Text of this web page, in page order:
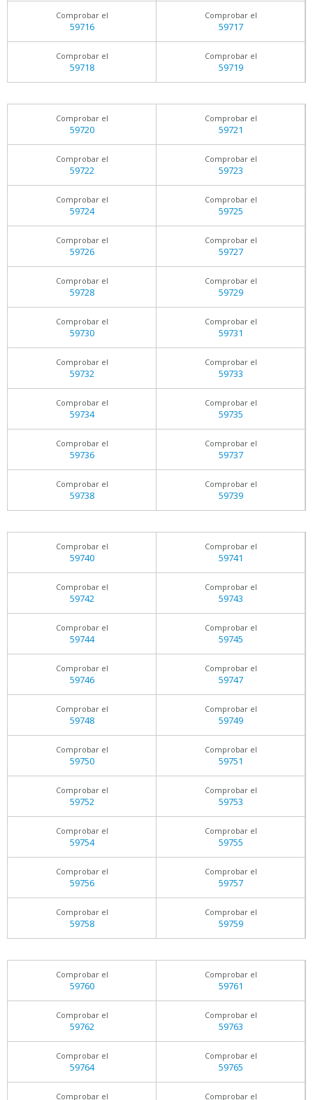
Comprobar el
59716
Comprobar el
59717
Comprobar el
59718
Comprobar el
59719
Comprobar el
59720
Comprobar el
59721
Comprobar el
59722
Comprobar el
59723
Comprobar el
59724
Comprobar el
59725
Comprobar el
59726
Comprobar el
59727
Comprobar el
59728
Comprobar el
59729
Comprobar el
59730
Comprobar el
59731
Comprobar el
59732
Comprobar el
59733
Comprobar el
59734
Comprobar el
59735
Comprobar el
59736
Comprobar el
59737
Comprobar el
59738
Comprobar el
59739
Comprobar el
59740
Comprobar el
59741
Comprobar el
59742
Comprobar el
59743
Comprobar el
59744
Comprobar el
59745
Comprobar el
59746
Comprobar el
59747
Comprobar el
59748
Comprobar el
59749
Comprobar el
59750
Comprobar el
59751
Comprobar el
59752
Comprobar el
59753
Comprobar el
59754
Comprobar el
59755
Comprobar el
59756
Comprobar el
59757
Comprobar el
59758
Comprobar el
59759
Comprobar el
59760
Comprobar el
59761
Comprobar el
59762
Comprobar el
59763
Comprobar el
59764
Comprobar el
59765
Comprobar el Comprobar el